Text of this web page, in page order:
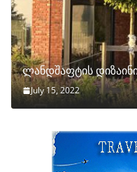
ლანდშაფტის
July 15, 2022